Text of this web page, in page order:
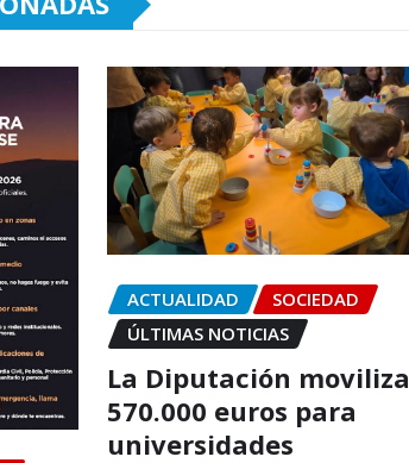
ACTUALIDAD
SOCIEDAD
ÚLTIMAS NOTICIAS
La Diputación moviliza
570.000 euros para
universidades